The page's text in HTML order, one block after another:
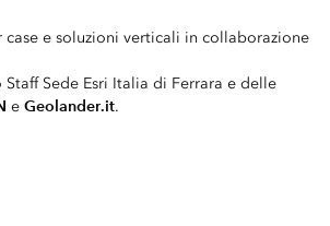
case e soluzioni verticali in collaborazione
Staff Sede Esri Italia di Ferrara e delle
e Geolander.it.